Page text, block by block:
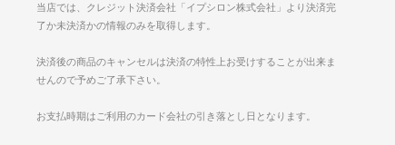
当店では、クレジット決済会社「イプシロン株式会社」より決済完
了か未決済かの情報のみを取得します。
決済後の商品のキャンセルは決済の特性上お受けすることが出来ま
せんので予めご了承下さい。
お支払時期はご利用のカード会社の引き落とし日となります。